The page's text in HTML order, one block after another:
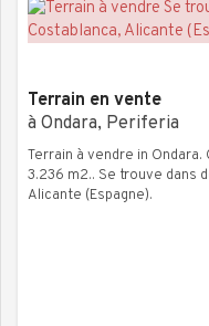
Terrain en vente
à Ondara, Periferia
Terrain à vendre in
3.236 m2.. Se trouve dans
Alicante (Espagne).